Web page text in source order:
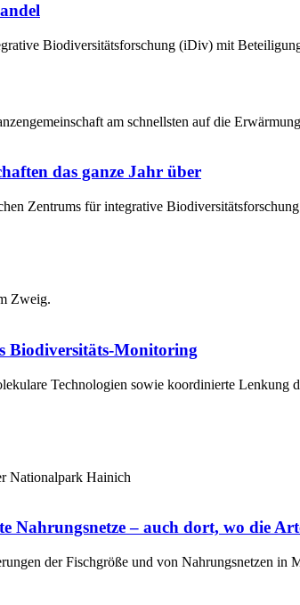
Biodiversitätsforschung (iDiv) mit
das ganze Jahr über
Zentrums für integrative
Biodiversitäts-Monitoring
Technologien sowie koordinierte
Nahrungsnetze – auch dort, wo die
der Fischgröße und von Nahrungsnetzen in